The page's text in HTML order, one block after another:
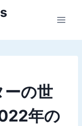
ーの世
年の